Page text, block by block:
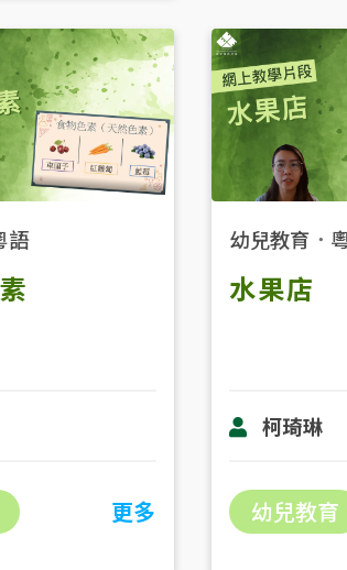
語
更多
幼兒教育 ．
水果店
柯琦琳
幼兒教育